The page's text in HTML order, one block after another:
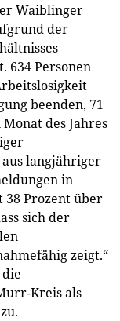
Waiblinger
der
634 Personen
beenden, 71
des Jahres
langjähriger
in
38 Prozent über
sich der
zeigt.“
Kreis als